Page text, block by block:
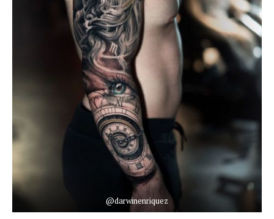
@darwinenriquez